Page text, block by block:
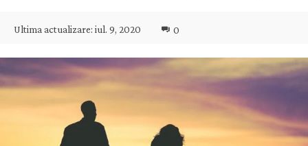
Ultima actualizare: iul. 9, 2020 0